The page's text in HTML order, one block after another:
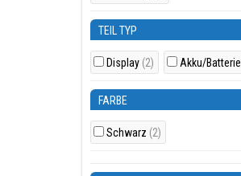
TEIL TYP
Display (2) Akku/Batterie
FARBE
Schwarz (2)